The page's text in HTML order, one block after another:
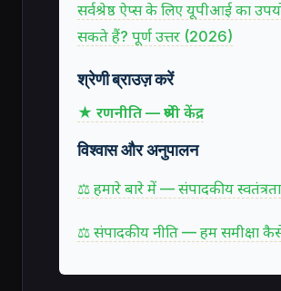
सर्वश्रेष्ठ ऐप्स के लिए यूपीआई का
सकते हैं? पूर्ण उत्तर (2026)
श्रेणी ब्राउज़ करें
★ रणनीति — श्रेणी केंद्र
विश्वास और अनुपालन
⚖ हमारे बारे में — संपादकीय स्वतंत्रता
⚖ संपादकीय नीति — हम समीक्षा